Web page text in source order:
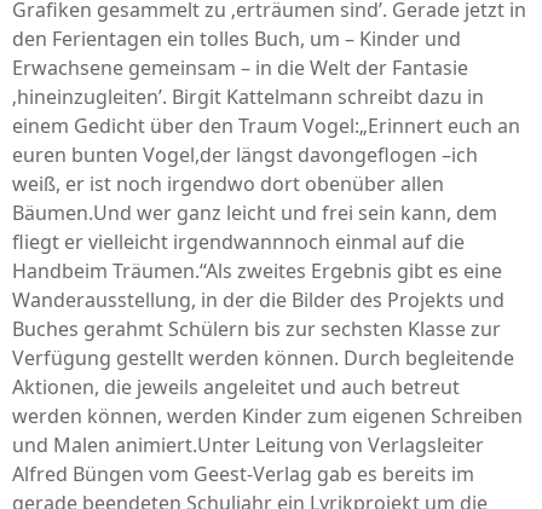
Grafiken gesammelt zu ‚erträumen sind’. Gerade jetzt in
den Ferientagen ein tolles Buch, um – Kinder und
Erwachsene gemeinsam – in die Welt der Fantasie
‚hineinzugleiten’. Birgit Kattelmann schreibt dazu in
einem Gedicht über den Traum Vogel:„Erinnert euch an
euren bunten Vogel,der längst davongeflogen –ich
weiß, er ist noch irgendwo dort obenüber allen
Bäumen.Und wer ganz leicht und frei sein kann, dem
fliegt er vielleicht irgendwannnoch einmal auf die
Handbeim Träumen.“Als zweites Ergebnis gibt es eine
Wanderausstellung, in der die Bilder des Projekts und
Buches gerahmt Schülern bis zur sechsten Klasse zur
Verfügung gestellt werden können. Durch begleitende
Aktionen, die jeweils angeleitet und auch betreut
werden können, werden Kinder zum eigenen Schreiben
und Malen animiert.Unter Leitung von Verlagsleiter
Alfred Büngen vom Geest-Verlag gab es bereits im
gerade beendeten Schuljahr ein Lyrikprojekt um die